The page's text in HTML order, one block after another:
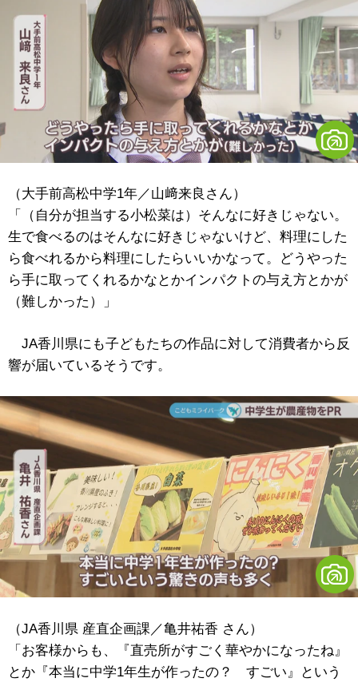
（大手前高松中学1年／山﨑来良さん）
「（自分が担当する小松菜は）そんなに好きじゃない。
生で食べるのはそんなに好きじゃないけど、料理にした
ら食べれるから料理にしたらいいかなって。どうやった
ら手に取ってくれるかなとかインパクトの与え方とかが
（難しかった）」
JA香川県にも子どもたちの作品に対して消費者から反
響が届いているそうです。
（JA香川県 産直企画課／亀井祐香 さん）
「お客様からも、『直売所がすごく華やかになったね』
とか『本当に中学1年生が作ったの？ すごい』という